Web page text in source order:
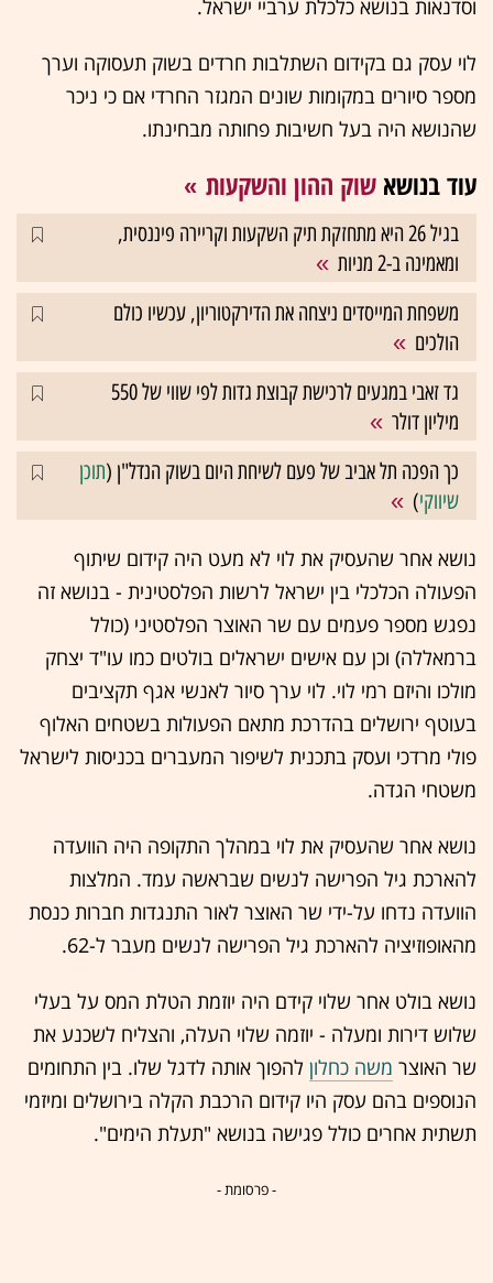
וסדנאות בנושא כלכלת ערביי ישראל.
לוי עסק גם בקידום השתלבות חרדים בשוק תעסוקה וערך
מספר סיורים במקומות שונים המגזר החרדי אם כי ניכר
שהנושא היה בעל חשיבות פחותה מבחינתו.
עוד בנושא שוק ההון והשקעות
בגיל 26 היא מתחזקת תיק השקעות וקריירה פיננסית,
ומאמינה ב-2 מניות
משפחת המייסדים ניצחה את הדירקטוריון, עכשיו כולם
הולכים
גד זאבי במגעים לרכישת קבוצת גדות לפי שווי של 550
מיליון דולר
כך הפכה תל אביב של פעם לשיחת היום בשוק הנדל"ן (תוכן
שיווקי)
נושא אחר שהעסיק את לוי לא מעט היה קידום שיתוף
הפעולה הכלכלי בין ישראל לרשות הפלסטינית - בנושא זה
נפגש מספר פעמים עם שר האוצר הפלסטיני (כולל
ברמאללה) וכן עם אישים ישראלים בולטים כמו עו"ד יצחק
מולכו והיזם רמי לוי. לוי ערך סיור לאנשי אגף תקציבים
בעוטף ירושלים בהדרכת מתאם הפעולות בשטחים האלוף
פולי מרדכי ועסק בתכנית לשיפור המעברים בכניסות לישראל
משטחי הגדה.
נושא אחר שהעסיק את לוי במהלך התקופה היה הוועדה
להארכת גיל הפרישה לנשים שבראשה עמד. המלצות
הוועדה נדחו על-ידי שר האוצר לאור התנגדות חברות כנסת
מהאופוזיציה להארכת גיל הפרישה לנשים מעבר ל-62.
נושא בולט אחר שלוי קידם היה יוזמת הטלת המס על בעלי
שלוש דירות ומעלה - יוזמה שלוי העלה, והצליח לשכנע את
שר האוצר משה כחלון להפוך אותה לדגל שלו. בין התחומים
הנוספים בהם עסק היו קידום הרכבת הקלה בירושלים ומיזמי
תשתית אחרים כולל פגישה בנושא "תעלת הימים".
- פרסומת -